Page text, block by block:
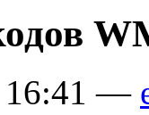
16:41 —